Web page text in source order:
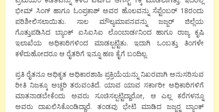
ಭೀಮ್ ಸಿಂಗ್ ಹಾಗೂ ಓಂಪ್ರಕಾಶ್ ಅವರ ಹೊಲವನ್ನು ಸೆಪ್ಟೆಂಬರ್ 18ರಂದು
ಪರಿಶೀಲಿಸಲಾಯಿತು. ಸಾಲ ಮೌಲ್ಯಮಾಪನವನ್ನು ಜಜ್ಜರ್ ಜಿಲ್ಲೆಯ
ಗೊತ್ತುಪಡಿಸಿದ ಬ್ಯಾಂಕ್ ಐಸಿಐಸಿಐ ಲೊಂಬಾರ್ಡನಿಂದ ಹಾಗೂ ರಾಜ್ಯ ಕೃಷಿ
ಇಲಾಖೆಯ ಅಧಿಕಾರಿಗಳಿಂದ ಮಾಡಲ್ಪಟ್ಟಿತು. ಇದಾಗಿ ಒಂಬತ್ತು ತಿಂಗಳೇ
ಕಳೆದುಹೋದರೂ ಆ ರೈತರಿಗೆ ಇನ್ನೂ ಹಣ ಕೈಗೆ ಬಂದಿಲ್ಲ.
ಪ್ರತಿ ರೈತನೂ ಅಧಿಕೃತ ಅಧಿಕಾರಶಾಹಿ ಪ್ರಕ್ರಿಯೆಯನ್ನು ನಿಖರವಾಗಿ ಅನುಸರಿಸುವ
ರೀತಿ ನಿಜಕ್ಕೂ ಅಚ್ಚರಿ ತರುವಂತಿದೆ. ಯಾವ ಯಾವ ಸರ್ಕಾರೀ ಅಧಿಕಾರಿಗಳಿಗೆ
ಮಾತನಾಡಬೇಕೆಂದು ಅವರು ಸೂಚಿಸಲ್ಪಟ್ಟಿದ್ದಾರೋ, ಆ ಎಲ್ಲ ಕರೆಗಳನ್ನೂ
ಅವರು ದಾಖಲಿಸಿಕೊಂಡಿದ್ದಾರೆ. ತಂಡವು ಭೇಟಿ ಮಾಡಿದ ಜಜ್ಜರ್‍ನ ಬ್ಯಾಂಕ್